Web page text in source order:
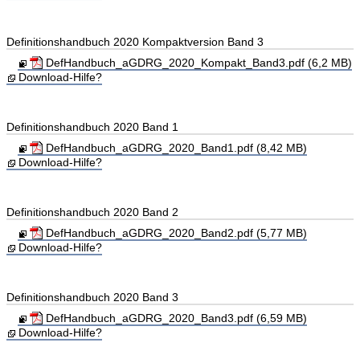
Definitionshandbuch 2020 Kompaktversion Band 3
DefHandbuch_aGDRG_2020_Kompakt_Band3.pdf (6,2 MB)
Download-Hilfe?
Definitionshandbuch 2020 Band 1
DefHandbuch_aGDRG_2020_Band1.pdf (8,42 MB)
Download-Hilfe?
Definitionshandbuch 2020 Band 2
DefHandbuch_aGDRG_2020_Band2.pdf (5,77 MB)
Download-Hilfe?
Definitionshandbuch 2020 Band 3
DefHandbuch_aGDRG_2020_Band3.pdf (6,59 MB)
Download-Hilfe?